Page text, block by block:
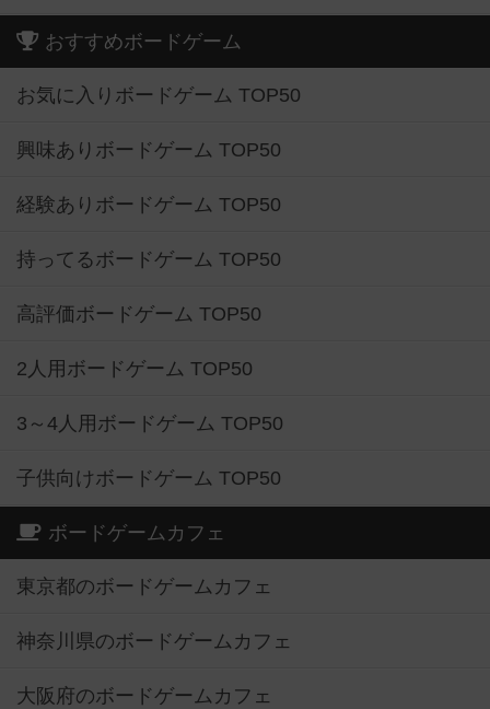
おすすめボードゲーム
お気に入りボードゲーム TOP50
興味ありボードゲーム TOP50
経験ありボードゲーム TOP50
持ってるボードゲーム TOP50
高評価ボードゲーム TOP50
2人用ボードゲーム TOP50
3～4人用ボードゲーム TOP50
子供向けボードゲーム TOP50
ボードゲームカフェ
東京都のボードゲームカフェ
神奈川県のボードゲームカフェ
大阪府のボードゲームカフェ